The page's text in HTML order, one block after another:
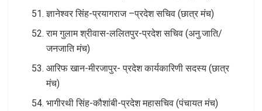
ज्ञानेश्वर सिंह-प्रयागराज –प्रदेश सचिव (छात्र मंच)
राम गुलाम श्रीवास-ललितपुर-प्रदेश सचिव (अनु.जाति/
जनजाति मंच)
आरिफ खान-मीरजापुर- प्रदेश कार्यकारिणी सदस्य (छात्र
मंच)
भागीरथी सिंह-कौशांबी-प्रदेश महासचिव (पंचायत मंच)